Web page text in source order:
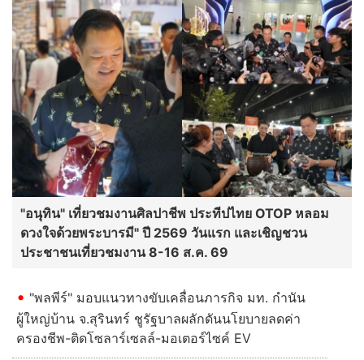
"อนุทิน" เที่ยวชมงานศิลปาชีพ ประทีปไทย OTOP หลอม
ดวงใจด้วยพระบารมี" ปี 2569 วันแรก และเชิญชวน
ประชาชนเที่ยวชมงาน 8-16 ส.ค. 69
"พลพีร์" มอบแนวทางขับเคลื่อนภารกิจ มท. กำนัน
ผู้ใหญ่บ้าน จ.สุรินทร์ ชูรัฐบาลผลักดันนโยบายลดค่า
ครองชีพ-ติดโซลาร์เซลล์-มอเตอร์ไซค์ EV